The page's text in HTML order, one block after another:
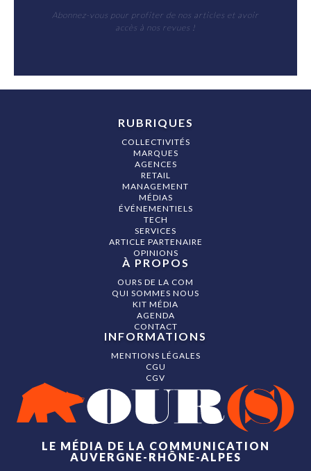
Abonnez-vous pour profiter de nos articles et avoir
accès à nos revues !
LE MÉDIA DE LA COMMUNICATION
AUVERGNE-RHÔNE-ALPES
RUBRIQUES
COLLECTIVITÉS
MARQUES
AGENCES
RETAIL
MANAGEMENT
MÉDIAS
ÉVÉNEMENTIELS
TECH
SERVICES
ARTICLE PARTENAIRE
OPINIONS
À PROPOS
OURS DE LA COM
QUI SOMMES NOUS
KIT MÉDIA
AGENDA
CONTACT
INFORMATIONS
MENTIONS LÉGALES
CGU
CGV